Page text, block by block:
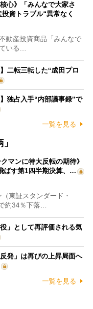
心》「みんなで大家さ
資トラブル“異常なく
動産投資商品「みんなで
いる…
二転三転した“成田プロ
独占入手“内部議事録”で
一覧を見る
マンに特大反転の期待》
ばす第1四半期決算、…
東証スタンダード・
約34％下落…
」として再評価される気
発」は再びの上昇局面へ
一覧を見る